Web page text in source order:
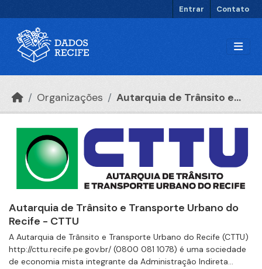
Entrar Contato
Organizações Autarquia de Trânsito e...
Autarquia de Trânsito e Transporte Urbano do
Recife - CTTU
A Autarquia de Trânsito e Transporte Urbano do Recife (CTTU)
http://cttu.recife.pe.gov.br/ (0800 081 1078) é uma sociedade
de economia mista integrante da Administração Indireta...